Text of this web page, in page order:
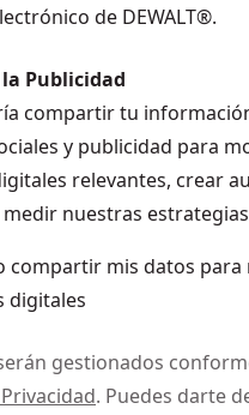
de DEWALT®.
Publicidad
compartir tu
y publicidad para
relevantes, crear
nuestras
compartir mis datos
digitales
gestionados
. Puedes darte